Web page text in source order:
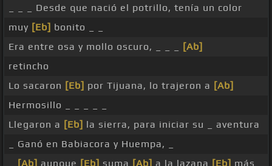
_ _ _ Desde que nació el potrillo, tenía un color
muy [Eb] bonito _ _
Era entre osa y mollo oscuro, _ _ _
[Ab]
retincho
Lo sacaron [Eb] por Tijuana, lo trajeron a [Ab]
Hermosillo _ _ _ _ _
Llegaron a [Eb] la sierra, para iniciar su _ aventura
_ Ganó en Babiacora y Huempa, _
[Ab] aunque [Eb] suma [Ab] a la lazana [Eb] más